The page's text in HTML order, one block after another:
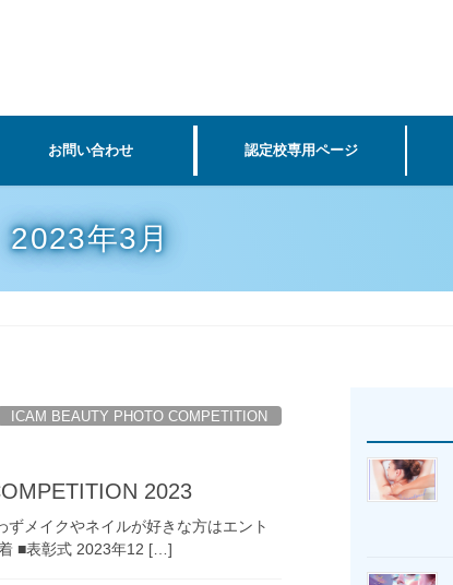
お問い合わせ 認定校専用ページ
2023年3月
ICAM BEAUTY PHOTO COMPETITION
2023
メイクやネイルが好きな方はエント
■表彰式 2023年12 […]